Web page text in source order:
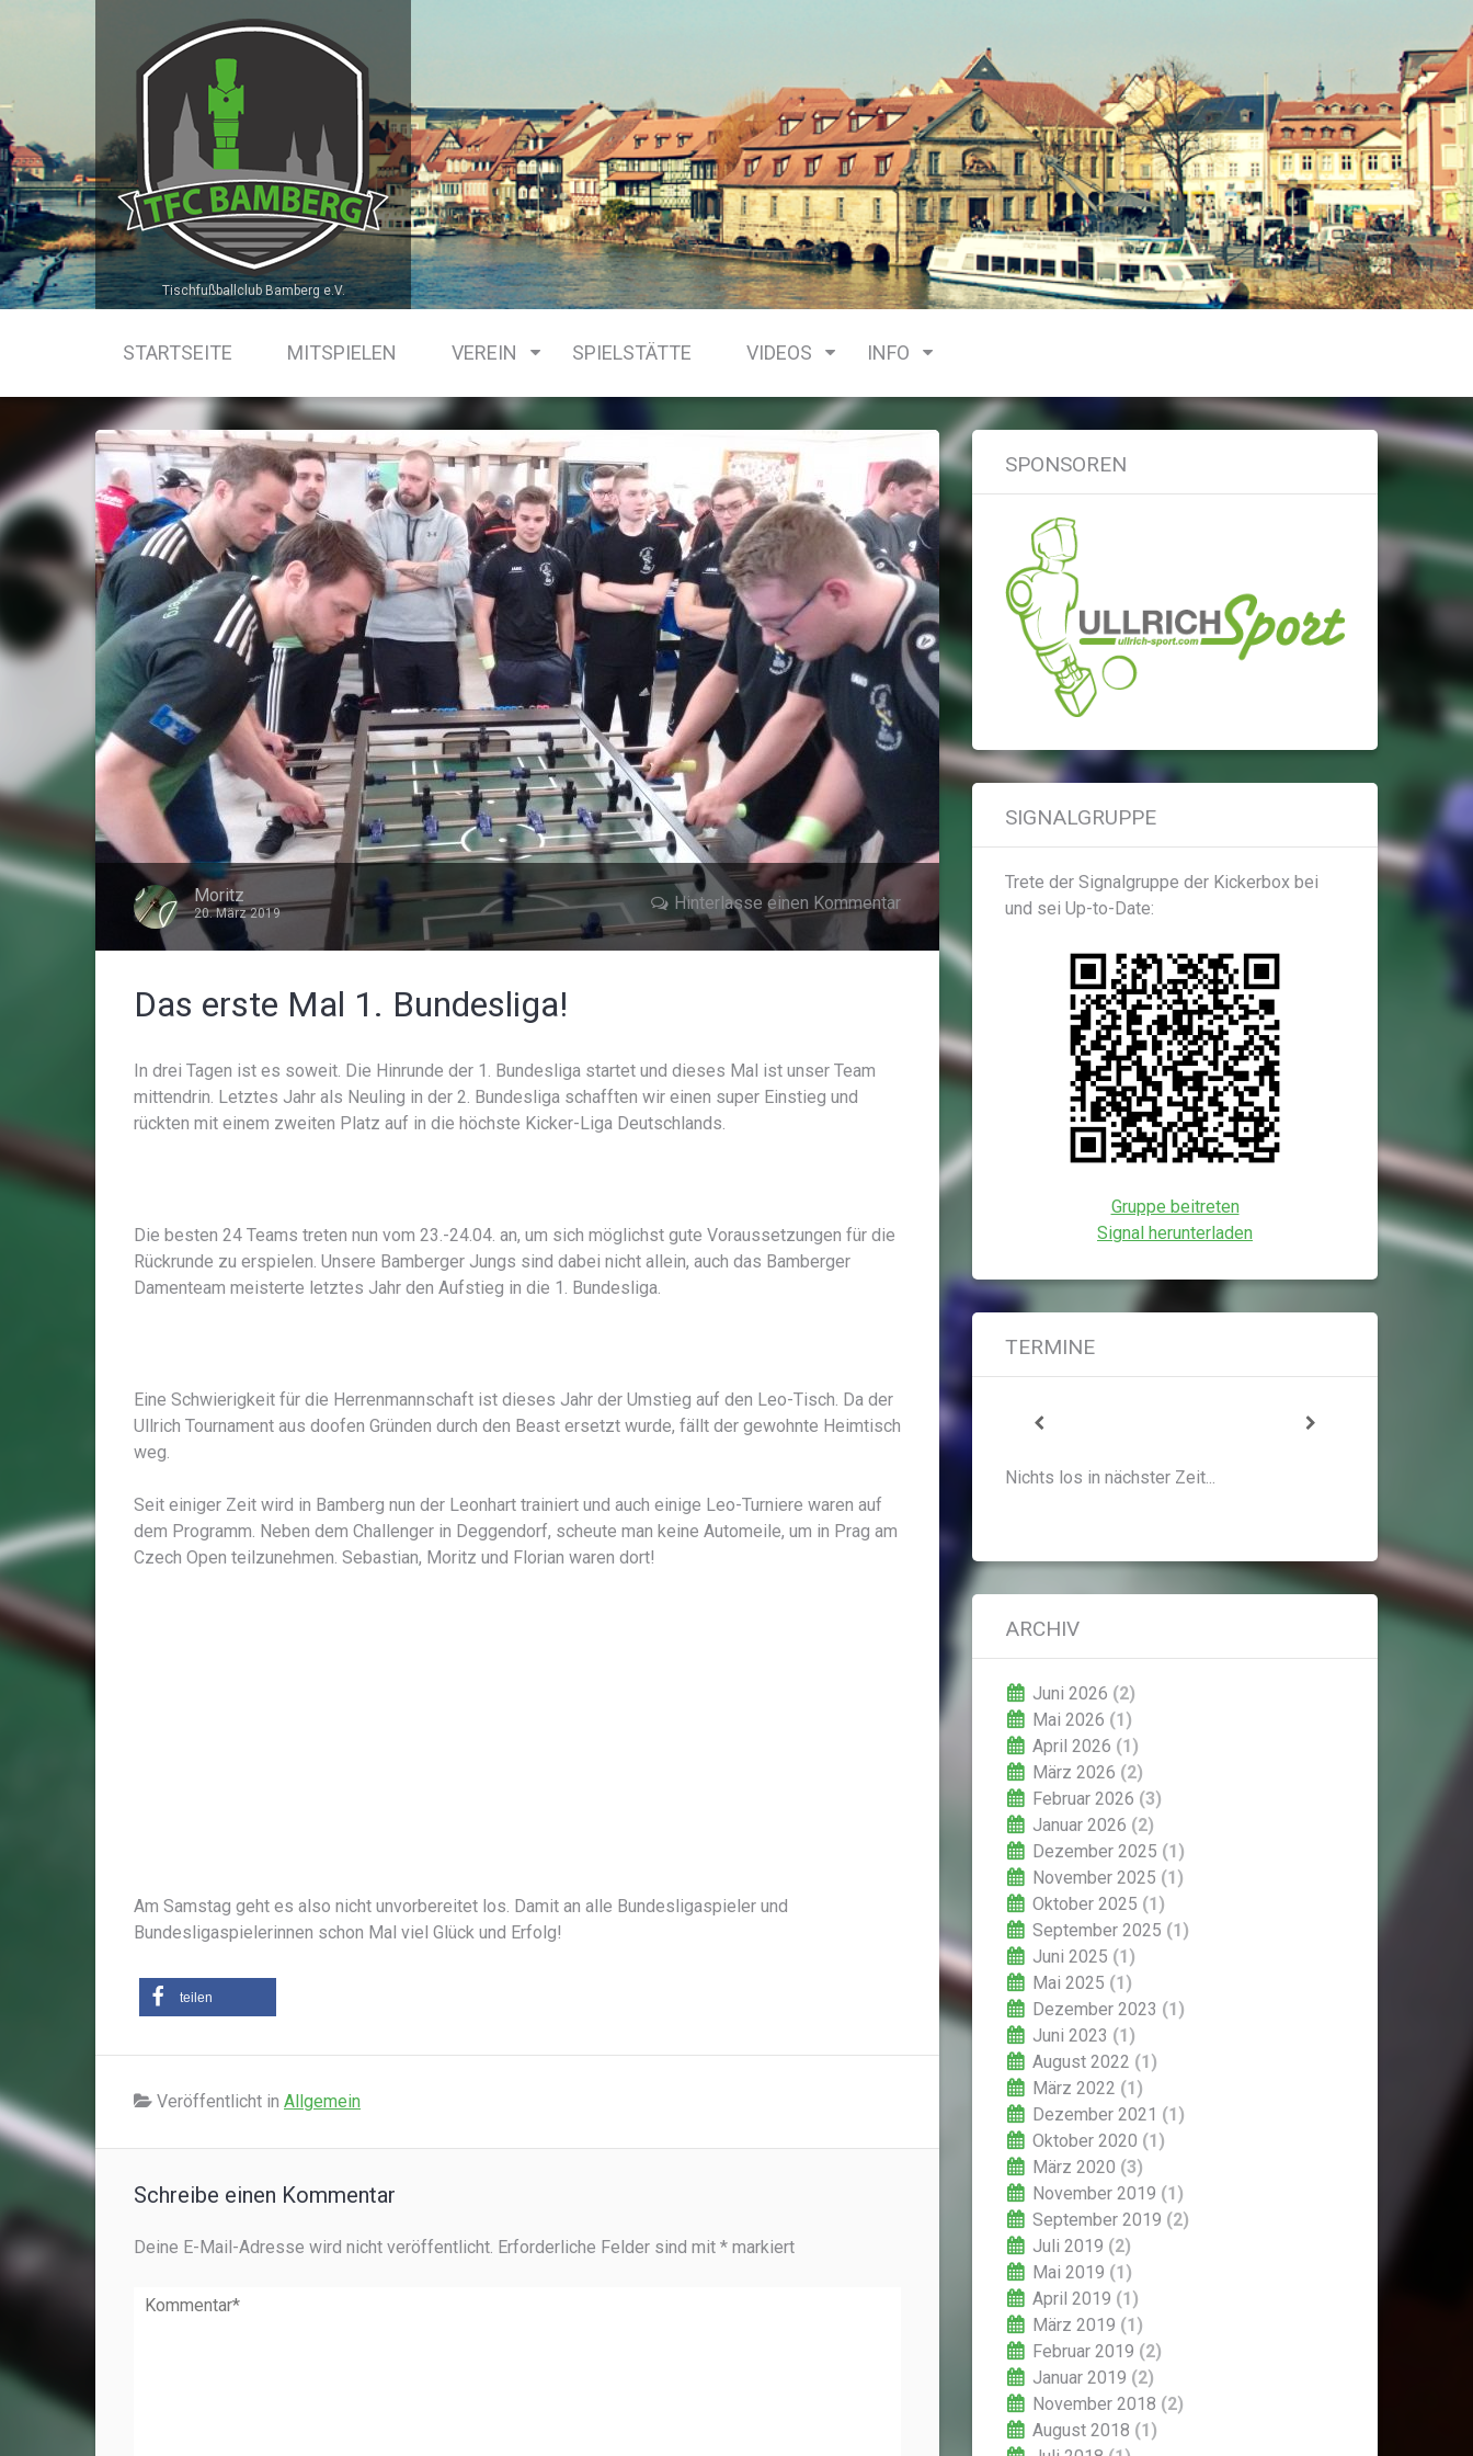
Tischfußballclub Bamberg e.V.
STARTSEITE MITSPIELEN VEREIN SPIELSTÄTTE VIDEOS INFO
Hinterlasse einen Kommentar
Moritz
20. März 2019
Das erste Mal 1. Bundesliga!
In drei Tagen ist es soweit. Die Hinrunde der 1. Bundesliga startet und dieses Mal ist unser Team
mittendrin. Letztes Jahr als Neuling in der 2. Bundesliga schafften wir einen super Einstieg und
rückten mit einem zweiten Platz auf in die höchste Kicker-Liga Deutschlands.
Die besten 24 Teams treten nun vom 23.-24.04. an, um sich möglichst gute Voraussetzungen für die
Rückrunde zu erspielen. Unsere Bamberger Jungs sind dabei nicht allein, auch das Bamberger
Damenteam meisterte letztes Jahr den Aufstieg in die 1. Bundesliga.
Eine Schwierigkeit für die Herrenmannschaft ist dieses Jahr der Umstieg auf den Leo-Tisch. Da der
Ullrich Tournament aus doofen Gründen durch den Beast ersetzt wurde, fällt der gewohnte Heimtisch
weg.
Seit einiger Zeit wird in Bamberg nun der Leonhart trainiert und auch einige Leo-Turniere waren auf
dem Programm. Neben dem Challenger in Deggendorf, scheute man keine Automeile, um in Prag am
Czech Open teilzunehmen. Sebastian, Moritz und Florian waren dort!
Am Samstag geht es also nicht unvorbereitet los. Damit an alle Bundesligaspieler und
Bundesligaspielerinnen schon Mal viel Glück und Erfolg!
teilen
Veröffentlicht in Allgemein
Schreibe einen Kommentar
Deine E-Mail-Adresse wird nicht veröffentlicht. Erforderliche Felder sind mit * markiert
SPONSOREN
SIGNALGRUPPE
Trete der Signalgruppe der Kickerbox bei
und sei Up-to-Date:
Gruppe beitreten
Signal herunterladen
TERMINE
Nichts los in nächster Zeit...
ARCHIV
Juni 2026 (2)
Mai 2026 (1)
April 2026 (1)
März 2026 (2)
Februar 2026 (3)
Januar 2026 (2)
Dezember 2025 (1)
November 2025 (1)
Oktober 2025 (1)
September 2025 (1)
Juni 2025 (1)
Mai 2025 (1)
Dezember 2023 (1)
Juni 2023 (1)
August 2022 (1)
März 2022 (1)
Dezember 2021 (1)
Oktober 2020 (1)
März 2020 (3)
November 2019 (1)
September 2019 (2)
Juli 2019 (2)
Mai 2019 (1)
April 2019 (1)
März 2019 (1)
Februar 2019 (2)
Januar 2019 (2)
November 2018 (2)
August 2018 (1)